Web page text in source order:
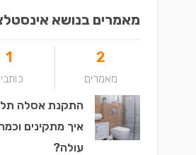
מאמרים בנושא
2
מאמרים
1
התקנת אסלה
איך מתקינים
עולה?